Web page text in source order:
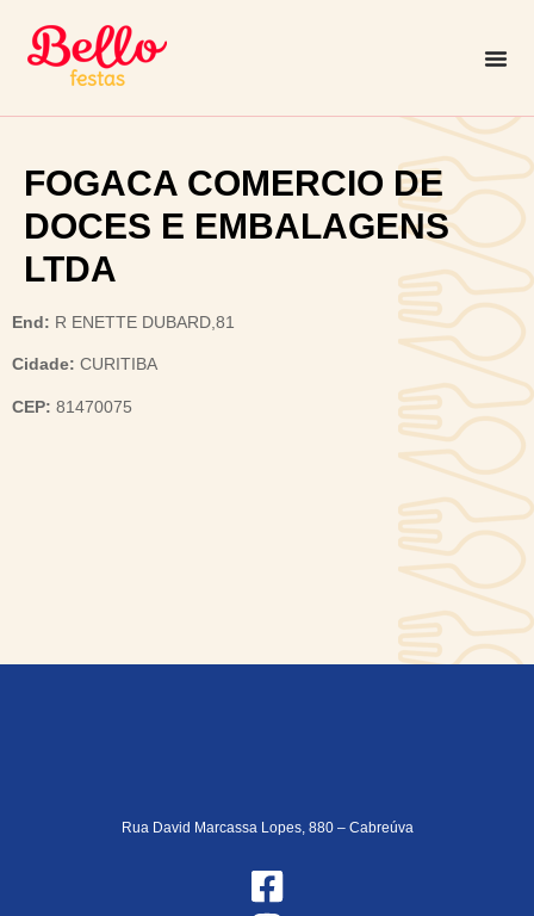
FOGACA COMERCIO DE
DOCES E EMBALAGENS
LTDA
End: R ENETTE DUBARD,81
Cidade: CURITIBA
CEP: 81470075
Rua David Marcassa Lopes, 880 – Cabreúva